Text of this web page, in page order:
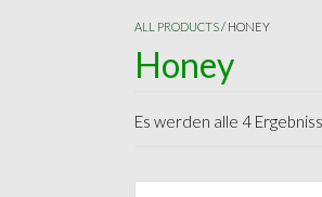
ALL PRODUCTS/ HONEY
Honey
Es werden alle 4